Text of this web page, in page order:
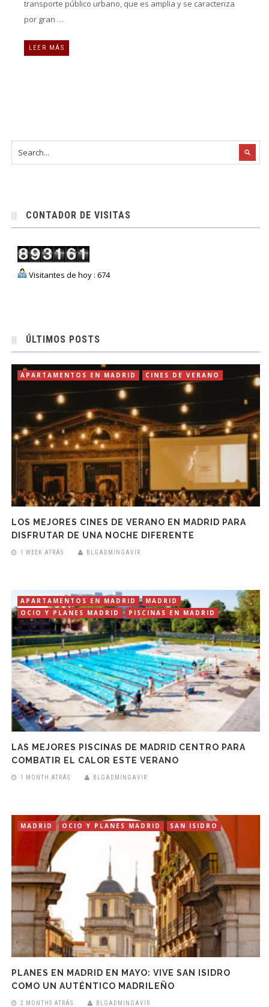
transporte público urbano, que es amplia y se caracteriza
por gran …
LEER MÁS
CONTADOR DE VISITAS
Visitantes de hoy : 674
ÚLTIMOS POSTS
APARTAMENTOS EN MADRID CINES DE VERANO
LOS MEJORES CINES DE VERANO EN MADRID PARA
DISFRUTAR DE UNA NOCHE DIFERENTE
1 WEEK ATRÁS BLGADMINGAVIR
APARTAMENTOS EN MADRID
MADRID
OCIO Y PLANES MADRID
PISCINAS EN MADRID
LAS MEJORES PISCINAS DE MADRID CENTRO PARA
COMBATIR EL CALOR ESTE VERANO
1 MONTH ATRÁS BLGADMINGAVIR
MADRID OCIO Y PLANES MADRID SAN ISIDRO
PLANES EN MADRID EN MAYO: VIVE SAN ISIDRO
COMO UN AUTÉNTICO MADRILEÑO
2 MONTHS ATRÁS BLGADMINGAVIR